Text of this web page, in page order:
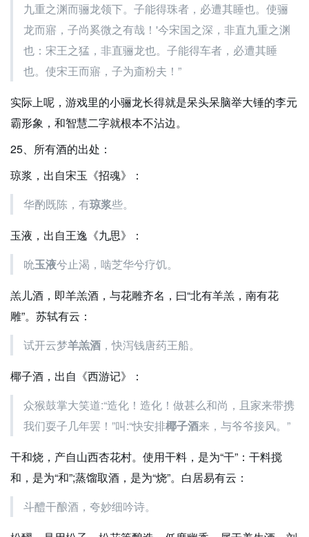
九重之渊而骊龙领下。子能得珠者，必遭其睡也。使骊
龙而寤，子尚奚微之有哉！'今宋国之深，非直九重之渊
也：宋王之猛，非直骊龙也。子能得车者，必遭其睡
也。使宋王而寤，子为齑粉夫！”
实际上呢，游戏里的小骊龙长得就是呆头呆脑举大锤的李元
霸形象，和智慧二字就根本不沾边。
25、所有酒的出处：
琼浆，出自宋玉《招魂》：
华酌既陈，有琼浆些。
玉液，出自王逸《九思》：
吮玉液兮止渴，啮芝华兮疗饥。
羔儿酒，即羊羔酒，与花雕齐名，曰“北有羊羔，南有花
雕”。苏轼有云：
试开云梦羊羔酒 ，快泻钱唐药王船。
椰子酒，出自《西游记》：
众猴鼓掌大笑道:“造化！造化！做甚么和尚，且家来带携
我们耍子几年罢！”叫:“快安排椰子酒来，与爷爷接风。”
干和烧，产自山西杏花村。使用干料，是为“干”：干料搅
和，是为“和”;蒸馏取酒，是为“烧”。白居易有云：
斗醴干酿酒，夸妙细吟诗。